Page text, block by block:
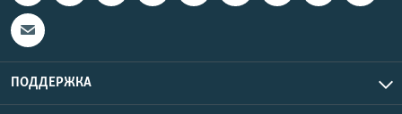
ПОДДЕРЖКА